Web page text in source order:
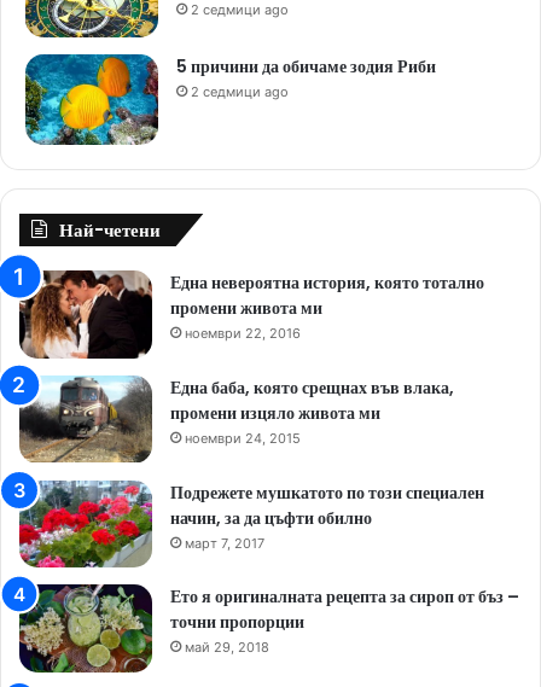
2 седмици ago
5 причини да обичаме зодия Риби
2 седмици ago
Най-четени
Една невероятна история, която тотално
промени живота ми
ноември 22, 2016
Една баба, която срещнах във влака,
промени изцяло живота ми
ноември 24, 2015
Подрежете мушкатото по този специален
начин, за да цъфти обилно
март 7, 2017
Ето я оригиналната рецепта за сироп от бъз –
точни пропорции
май 29, 2018